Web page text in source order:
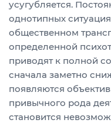
усугубляется.
однотипных
общественном
определенной
приводят к полной
сначала заметно
появляются
привычного рода
становится